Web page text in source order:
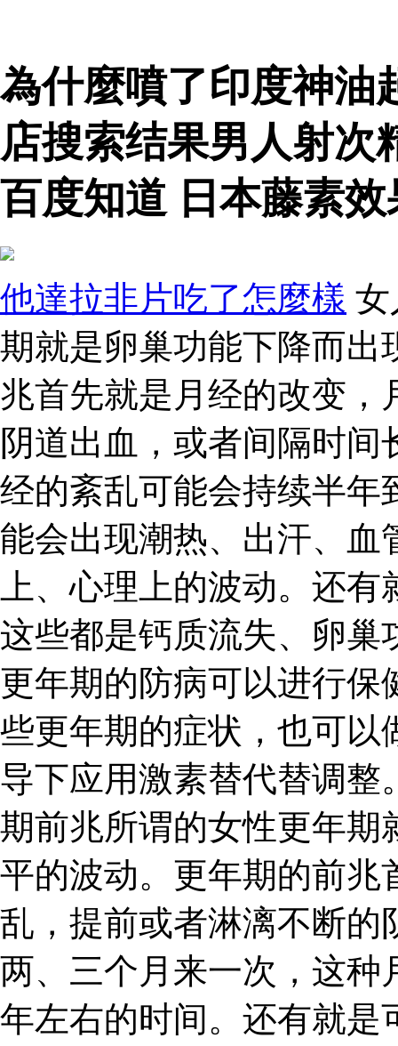
為什麼噴了印度神油
店搜索结果男人射次
百度知道 日本藤素效
他達拉非片吃了怎麼樣 女
期就是卵巢功能下降而出
兆首先就是月经的改变，
阴道出血，或者间隔时
经的紊乱可能会持续半年
能会出现潮热、出汗、血
上、心理上的波动。还
这些都是钙质流失、卵巢
更年期的防病可以进行保
些更年期的症状，也可以
导下应用激素替代替调整
期前兆所谓的女性更年期
平的波动。更年期的前兆
乱，提前或者淋漓不断的
两、三个月来一次，这种
年左右的时间。还有就是